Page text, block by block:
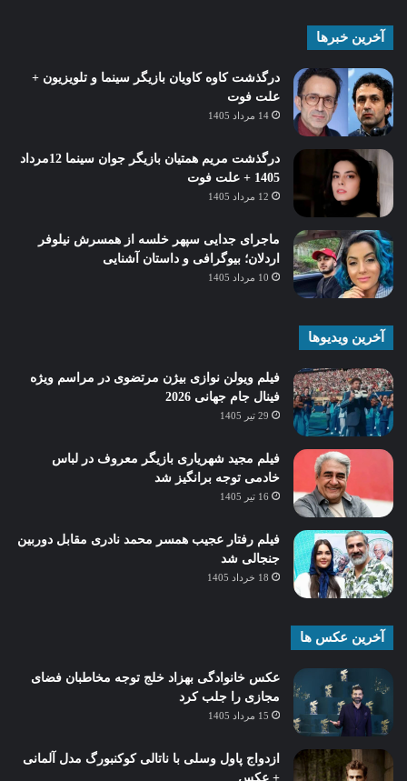
آخرین خبرها
درگذشت کاوه کاویان بازیگر سینما و تلویزیون +
علت فوت
14 مرداد 1405
درگذشت مریم همتیان بازیگر جوان سینما 12مرداد
1405 + علت فوت
12 مرداد 1405
ماجرای جدایی سپهر خلسه از همسرش نیلوفر
اردلان؛ بیوگرافی و داستان آشنایی
10 مرداد 1405
آخرین ویدیوها
فیلم ویولن نوازی بیژن مرتضوی در مراسم ویژه
فینال جام جهانی 2026
29 تیر 1405
فیلم مجید شهریاری بازیگر معروف در لباس
خادمی توجه برانگیز شد
16 تیر 1405
فیلم رفتار عجیب همسر محمد نادری مقابل دوربین
جنجالی شد
18 خرداد 1405
آخرین عکس ها
عکس خانوادگی بهزاد خلج توجه مخاطبان فضای
مجازی را جلب کرد
15 مرداد 1405
ازدواج پاول وسلی با ناتالی کوکنبورگ مدل آلمانی
+ عکس